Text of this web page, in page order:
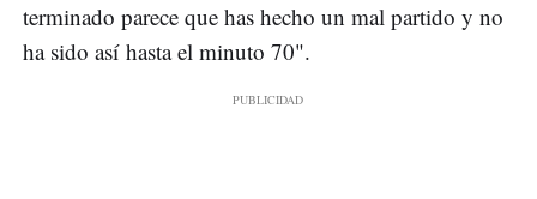
terminado parece que has hecho un mal partido y no
ha sido así hasta el minuto 70".